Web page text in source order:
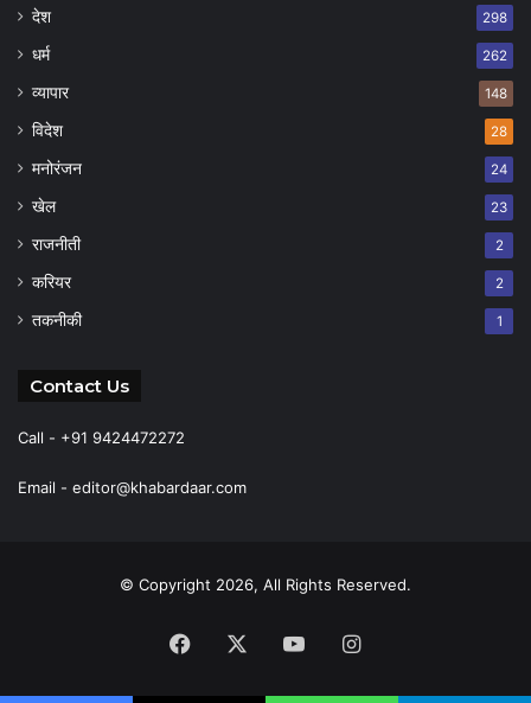
देश 298
धर्म 262
व्यापार 148
विदेश 28
मनोरंजन 24
खेल 23
राजनीती 2
करियर 2
तकनीकी 1
Contact Us
Call - +91 9424472272
Email - editor@khabardaar.com
© Copyright 2026, All Rights Reserved.
Facebook YouTubeInstagram